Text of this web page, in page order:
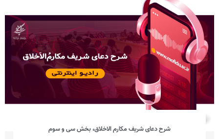
شرح دعای شریف مکارم الاخلاق، بخش سی‌ و سوم